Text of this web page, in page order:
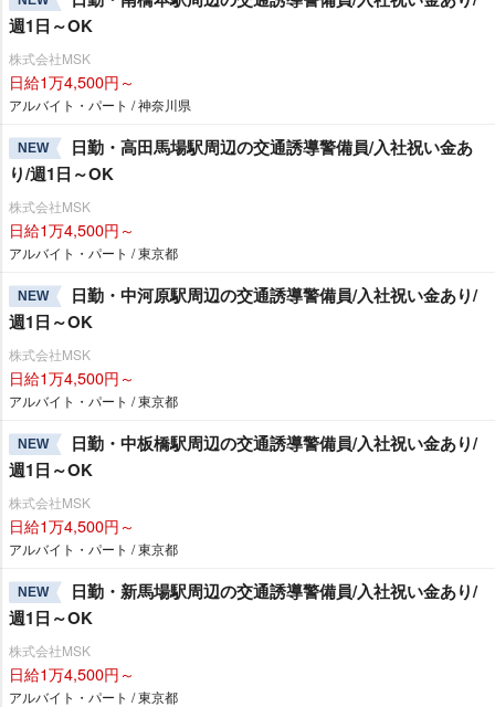
週1日～OK
株式会社MSK
日給1万4,500円～
アルバイト・パート / 神奈川県
NEW
日勤・高田馬場駅周辺の交通誘導警備員/入社祝い金あ
り/週1日～OK
株式会社MSK
日給1万4,500円～
アルバイト・パート / 東京都
NEW
日勤・中河原駅周辺の交通誘導警備員/入社祝い金あり/
週1日～OK
株式会社MSK
日給1万4,500円～
アルバイト・パート / 東京都
NEW
日勤・中板橋駅周辺の交通誘導警備員/入社祝い金あり/
週1日～OK
株式会社MSK
日給1万4,500円～
アルバイト・パート / 東京都
NEW
日勤・新馬場駅周辺の交通誘導警備員/入社祝い金あり/
週1日～OK
株式会社MSK
日給1万4,500円～
アルバイト・パート / 東京都